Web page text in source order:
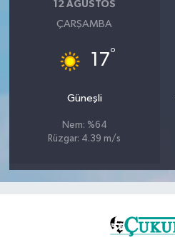
12 AĞUSTOS
ÇARŞAMBA
17°
Güneşli
Nem: %64
Rüzgar: 4.39 m/s